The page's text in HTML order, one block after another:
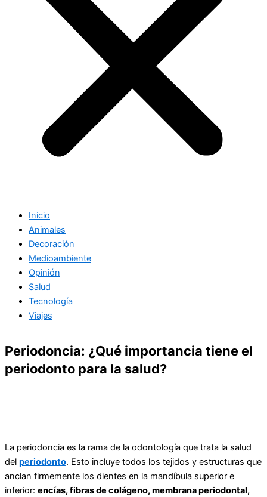
Inicio
Animales
Decoración
Medioambiente
Opinión
Salud
Tecnología
Viajes
Periodoncia: ¿Qué importancia tiene el
periodonto para la salud?
La periodoncia es la rama de la odontología que trata la salud
del periodonto. Esto incluye todos los tejidos y estructuras que
anclan firmemente los dientes en la mandíbula superior e
inferior: encías, fibras de colágeno, membrana periodontal,